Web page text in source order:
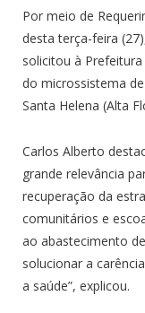
Por meio de
desta terça-feira
solicitou à
do microssistema
Santa Helena (Alta
Carlos Alberto
grande relevância
recuperação da
comunitários e
ao abastecimento
solucionar a
a saúde”, explicou.